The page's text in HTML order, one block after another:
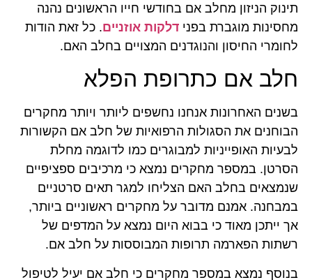
תינוק הניזון מחלב אם בחודשי חייו הראשונים נהנה
מחסינות מוגברת בפני דלקות אוזניים. כל זאת הודות
לחומרי החיסון והנוגדנים המצויים בחלב האם.
חלב אם כתרופת הפלא
בשנים האחרונות אנחנו נחשפים ליותר ויותר מחקרים
הבוחנים את הסגולות הרפואיות של חלב אם הקשורות
לבעיות האופייניות למבוגרים כמו לדוגמה מחלת
הסרטן. במספר מחקרים נמצא כי מרכיבים ספציפיים
שנמצאים בחלב האם הצליחו למגר תאים סרטניים
במבחנה. אמנם מדובר על מחקרים ראשוניים ביותר,
אך ייתכן מאוד כי בבוא היום נמצא על המדפים של
רשתות הפארמה תרופות המבוססות על חלב אם.
בנוסף נמצא במספר מחקרים כי חלב אם יעיל לטיפול